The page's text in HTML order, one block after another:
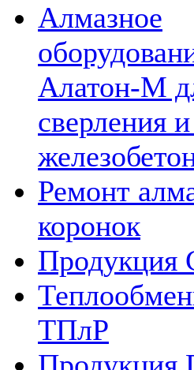
Алмазное
Алатон-М
сверления
Ремонт
коронок
Продукция
ТПлР